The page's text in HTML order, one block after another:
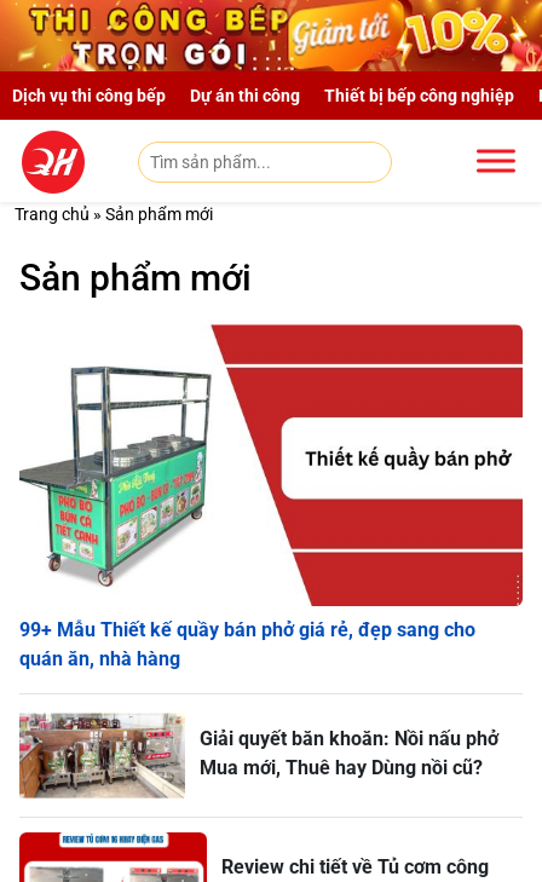
Skip to main content
Dịch vụ thi công bếp Dự án thi công Thiết bị bếp công nghiệp
Trang chủ » Sản phẩm mới
Sản phẩm mới
99+ Mẫu Thiết kế quầy bán phở giá rẻ, đẹp sang cho
quán ăn, nhà hàng
Giải quyết băn khoăn: Nồi nấu phở
Mua mới, Thuê hay Dùng nồi cũ?
Review chi tiết về Tủ cơm công